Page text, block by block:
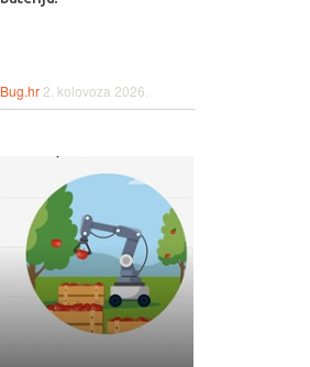
Bug.hr 2. kolovoza 2026.